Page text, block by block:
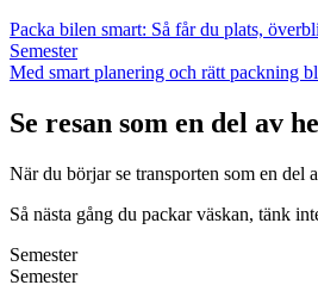
Packa bilen smart: Så får du plats,
Semester
Med smart planering och rätt packning
Se resan som en del av
När du börjar se transporten som en del
Så nästa gång du packar väskan, tänk
Semester
Semester